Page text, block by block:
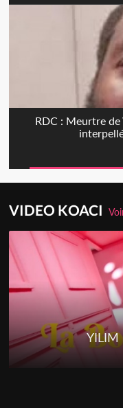
RDC : Meurtre
VIDEO KOACI
YILIM